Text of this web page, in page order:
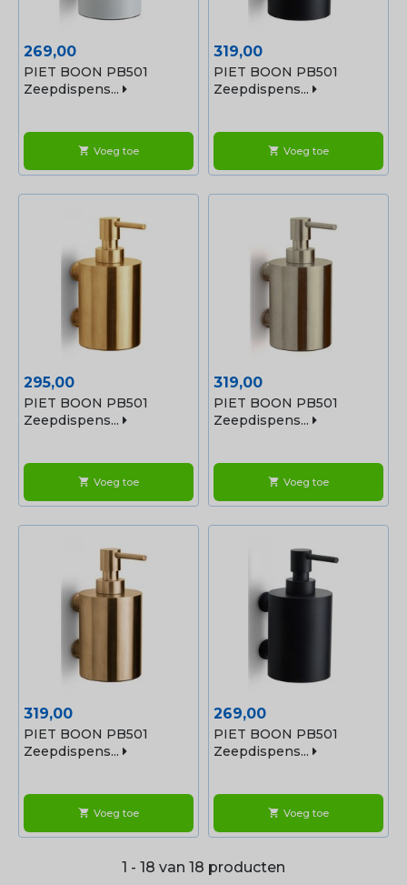
Prijs
269,00
PIET BOON PB501
Zeepdispens...
shopping_cart Voeg toe
Prijs
319,00
PIET BOON PB501
Zeepdispens...
shopping_cart Voeg toe
Prijs
295,00
PIET BOON PB501
Zeepdispens...
shopping_cart Voeg toe
Prijs
319,00
PIET BOON PB501
Zeepdispens...
shopping_cart Voeg toe
Prijs
319,00
PIET BOON PB501
Zeepdispens...
shopping_cart Voeg toe
Prijs
269,00
PIET BOON PB501
Zeepdispens...
shopping_cart Voeg toe
1 - 18 van 18 producten